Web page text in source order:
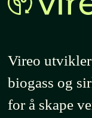
Vireo
biogass og
for å skape